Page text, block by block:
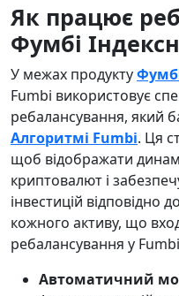
Як працює
Фумбі
У межах продукту
Fumbi використовує
ребалансування, який
Алгоритмі Fumbi. Ця
щоб відображати
криптовалют і
інвестицій відповідно
кожного активу, що
ребалансування у
Автоматичний